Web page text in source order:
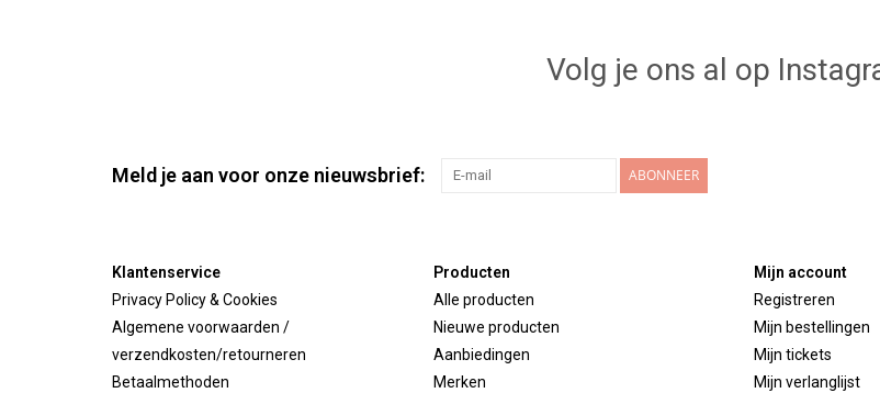
Volg je ons al op
Meld je aan voor onze nieuwsbrief: ABONNEER
Klantenservice
Privacy Policy & Cookies
Algemene voorwaarden /
verzendkosten/retourneren
Betaalmethoden
Producten
Alle producten
Nieuwe producten
Aanbiedingen
Merken
Mijn account
Registreren
Mijn bestellingen
Mijn tickets
Mijn verlanglijst